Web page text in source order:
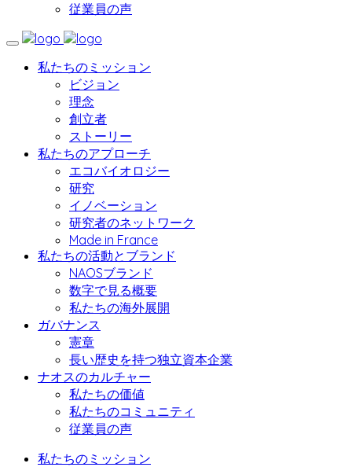
従業員の声
私たちのミッション
ビジョン
理念
創立者
ストーリー
私たちのアプローチ
エコバイオロジー
研究
イノベーション
研究者のネットワーク
Made in France
私たちの活動とブランド
NAOSブランド
数字で見る概要
私たちの海外展開
ガバナンス
憲章
長い歴史を持つ独立資本企業
ナオスのカルチャー
私たちの価値
私たちのコミュニティ
従業員の声
私たちのミッション